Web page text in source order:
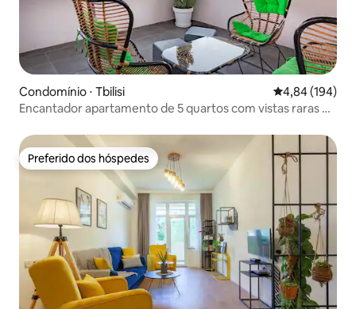
Condomínio ⋅ Tbilisi 4,84 de uma
4,84 (194)
Encantador apartamento de 5 quartos com vistas raras de
Preferido dos hóspedes
Preferido dos hóspedes